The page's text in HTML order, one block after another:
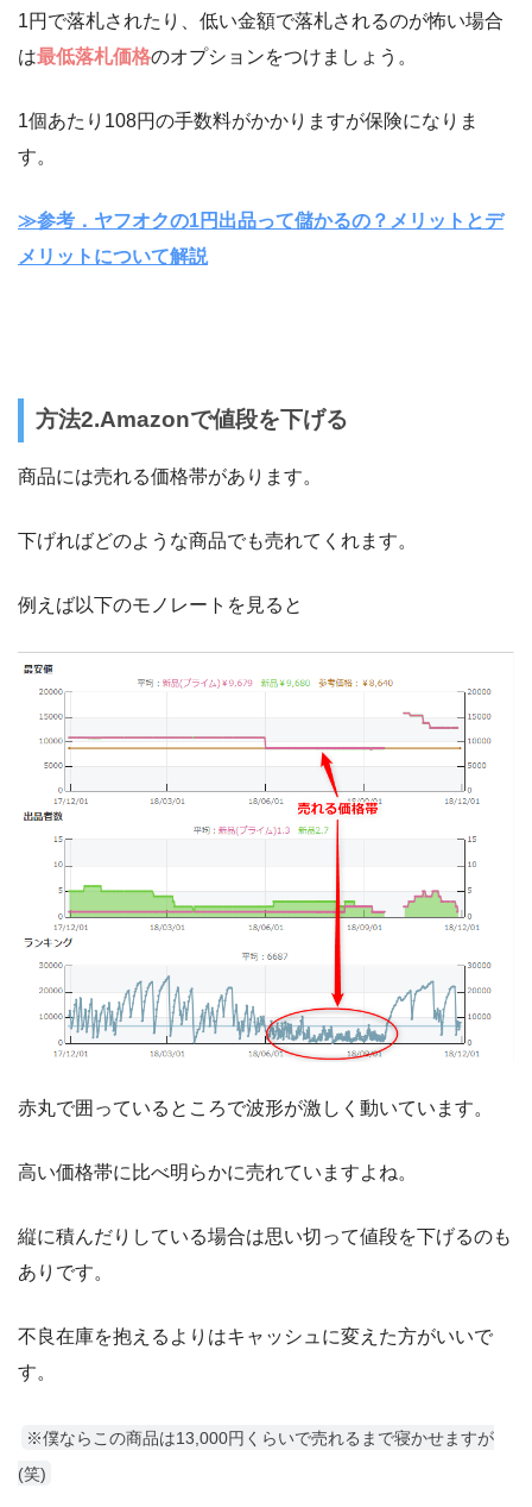
1円で落札されたり、低い金額で落札されるのが怖い場合
は最低落札価格のオプションをつけましょう。
1個あたり108円の手数料がかかりますが保険になりま
す。
≫参考．ヤフオクの1円出品って儲かるの？メリットとデ
メリットについて解説
方法2.Amazonで値段を下げる
商品には売れる価格帯があります。
下げればどのような商品でも売れてくれます。
例えば以下のモノレートを見ると
赤丸で囲っているところで波形が激しく動いています。
高い価格帯に比べ明らかに売れていますよね。
縦に積んだりしている場合は思い切って値段を下げるのも
ありです。
不良在庫を抱えるよりはキャッシュに変えた方がいいで
す。
※僕ならこの商品は13,000円くらいで売れるまで寝かせますが
(笑)